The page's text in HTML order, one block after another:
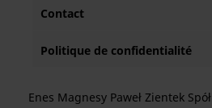
Contact
Politique de confidentialité
Enes Magnesy Paweł Zientek